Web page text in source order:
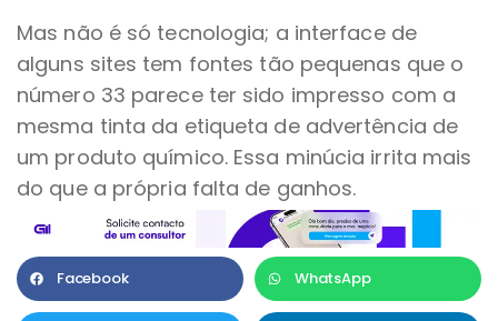
Mas não é só tecnologia; a interface de
alguns sites tem fontes tão pequenas que o
número 33 parece ter sido impresso com a
mesma tinta da etiqueta de advertência de
um produto químico. Essa minúcia irrita mais
do que a própria falta de ganhos.
Facebook WhatsApp